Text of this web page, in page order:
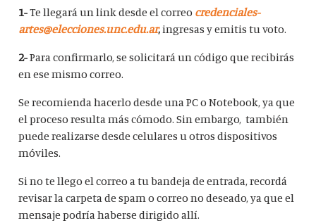
1-Te llegará un link desde el correo credenciales-
artes@elecciones.unc.edu.ar,ingresas y emitis tu voto.
2-Para confirmarlo, se solicitará un código que recibirás
en ese mismo correo.
Se recomienda hacerlo desde una PC o Notebook, ya que
el proceso resulta más cómodo. Sin embargo, también
puede realizarse desde celulares u otros dispositivos
móviles.
Si no te llego el correo a tu bandeja de entrada, recordá
revisar la carpeta de spam o correo no deseado, ya que el
mensaje podría haberse dirigido allí.